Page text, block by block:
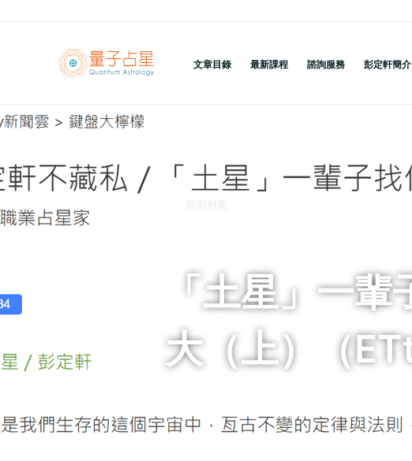
容
文章目錄 最新課程 諮詢服務 彭定軒簡介
「土星」一
大（上）（